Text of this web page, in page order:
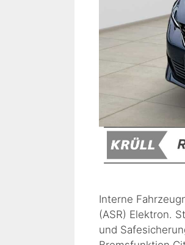
Interne
(ASR) Elektron.
und